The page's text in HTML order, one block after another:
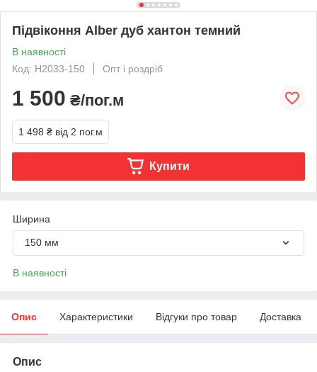
Підвіконня Alber дуб хантон темний
В наявності
Код: H2033-150
Опт і роздріб
1 500 ₴/пог.м
1 498 ₴ від 2 пог.м
Купити
Ширина
150 мм
В наявності
Опис Характеристики Відгуки про товар Доставка
Опис